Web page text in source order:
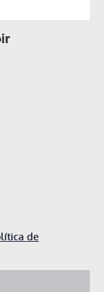
de